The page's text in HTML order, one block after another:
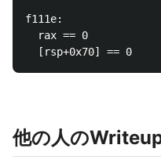
f111e:
  rax == 0
他の人の